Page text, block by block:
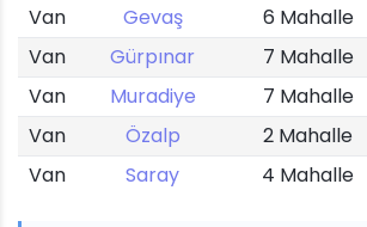
Van
Gevaş 6 Mahalle
Van
Gürpınar 7 Mahalle
Van
Muradiye 7 Mahalle
Van
Özalp 2 Mahalle
Van
Saray 4 Mahalle